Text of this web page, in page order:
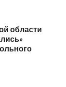
области